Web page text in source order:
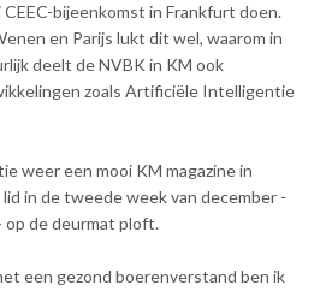
bijeenkomst in Frankfurt doen.
en Parijs lukt dit wel, waarom in
deelt de NVBK in KM ook
zoals Artificiële Intelligentie
weer een mooi KM magazine in
in de tweede week van december -
op de deurmat ploft.
een gezond boerenverstand ben ik